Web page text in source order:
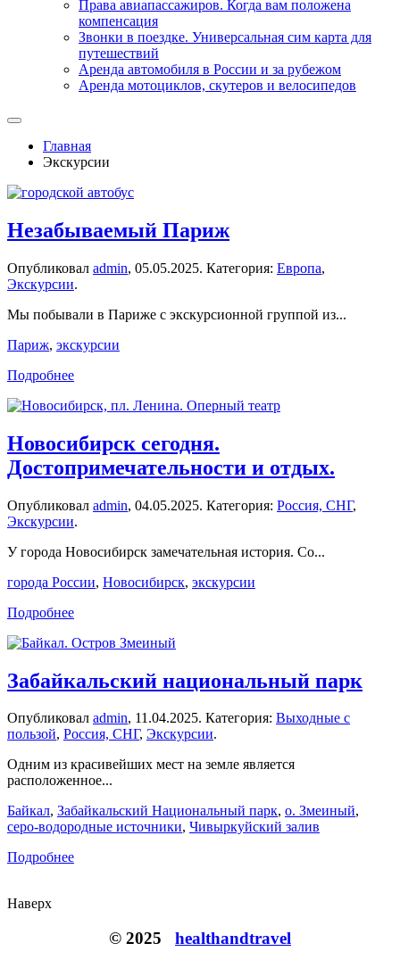
Права авиапассажиров. Когда вам положена
компенсация
Звонки в поездке. Универсальная сим карта для
путешествий
Аренда автомобиля в России и за рубежом
Аренда мотоциклов, скутеров и велосипедов
Главная
Экскурсии
Незабываемый Париж
Опубликовал admin, 05.05.2025. Категория: Европа,
Экскурсии.
Мы побывали в Париже с экскурсионной группой из...
Париж, экскурсии
Подробнее
Новосибирск сегодня.
Достопримечательности и отдых.
Опубликовал admin, 04.05.2025. Категория: Россия, СНГ,
Экскурсии.
У города Новосибирск замечательная история. Со...
города России, Новосибирск, экскурсии
Подробнее
Забайкальский национальный парк
Опубликовал admin, 11.04.2025. Категория: Выходные с
пользой, Россия, СНГ, Экскурсии.
Одним из красивейших мест на земле является
расположенное...
Байкал, Забайкальский Национальный парк, о. Змеиный,
серо-водородные источники, Чивыркуйский залив
Подробнее
Наверх
© 2025 healthandtravel